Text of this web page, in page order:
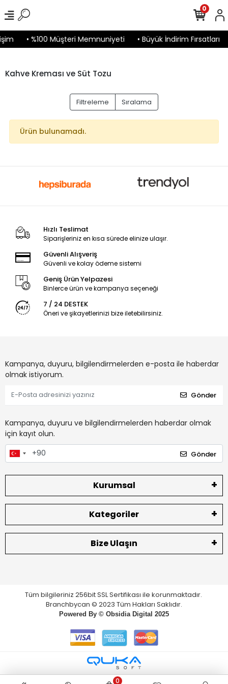
• %100 Müşteri Memnuniyeti • Büyük İndirim Fırsatları
0
Kahve Kreması ve Süt Tozu
Filtreleme Sıralama
Ürün bulunamadı.
Hızlı Teslimat
Siparişleriniz en kısa sürede elinize ulaşır.
Güvenli Alışveriş
Güvenli ve kolay ödeme sistemi
Geniş Ürün Yelpazesi
Binlerce ürün ve kampanya seçeneği
7 / 24 DESTEK
Öneri ve şikayetlerinizi bize iletebilirsiniz.
Kampanya, duyuru, bilgilendirmelerden e-posta ile haberdar
olmak istiyorum.
Gönder
Kampanya, duyuru ve bilgilendirmelerden haberdar olmak
için kayıt olun.
Gönder
Kurumsal
Kategoriler
Bize Ulaşın
Tüm bilgileriniz 256bit SSL Sertifikası ile korunmaktadır.
Branchbycan © 2023 Tüm Hakları Saklıdır.
Powered By © Obsidia Digital 2025
0